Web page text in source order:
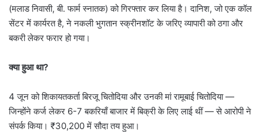
(मलाड निवासी, बी. फार्म स्नातक) को गिरफ्तार कर लिया है। दानिश, जो एक कॉल
सेंटर में कार्यरत है, ने नकली भुगतान स्क्रीनशॉट के जरिए व्यापारी को ठगा और
बकरी लेकर फरार हो गया।
क्या हुआ था?
4 जून को शिकायतकर्ता बिरजू चितोदिया और उनकी मां रामूबाई चितोदिया —
जिन्होंने कर्ज लेकर 6-7 बकरियाँ बाजार में बिक्री के लिए लाई थीं — से आरोपी ने
संपर्क किया। ₹30,200 में सौदा तय हुआ।